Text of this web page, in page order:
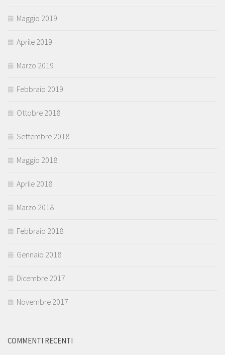
Maggio 2019
Aprile 2019
Marzo 2019
Febbraio 2019
Ottobre 2018
Settembre 2018
Maggio 2018
Aprile 2018
Marzo 2018
Febbraio 2018
Gennaio 2018
Dicembre 2017
Novembre 2017
COMMENTI RECENTI